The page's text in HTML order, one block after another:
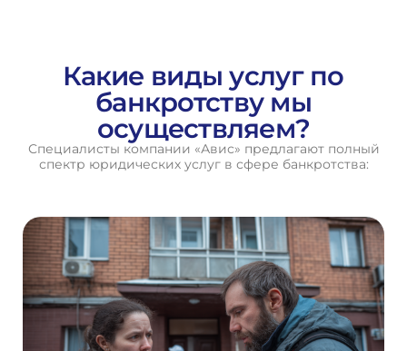
Какие виды услуг по
банкротству мы
осуществляем?
Специалисты компании «Авис» предлагают полный
спектр юридических услуг в сфере банкротства: